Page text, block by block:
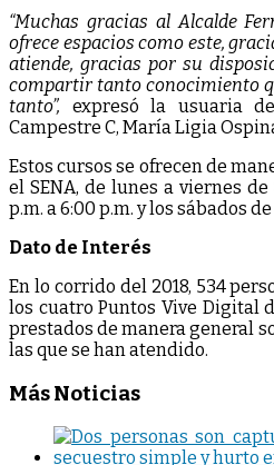
“Muchas gracias al Alcalde
ofrece espacios como este,
atiende, gracias por su
compartir tanto conocimiento
tanto”, expresó la usuaria
Campestre C, María Ligia
Estos cursos se ofrecen de
el SENA, de lunes a viernes de
p.m. a 6:00 p.m. y los sábados de
Dato de Interés
En lo corrido del 2018, 534
los cuatro Puntos Vive Digital
prestados de manera general
las que se han atendido.
Más Noticias